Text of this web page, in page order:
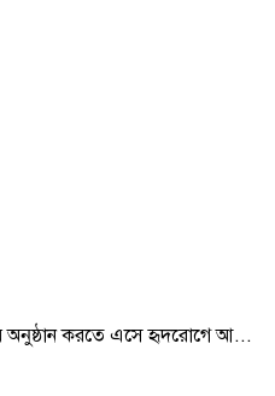
অনুষ্ঠান করতে এসে হৃদরোগে আ...